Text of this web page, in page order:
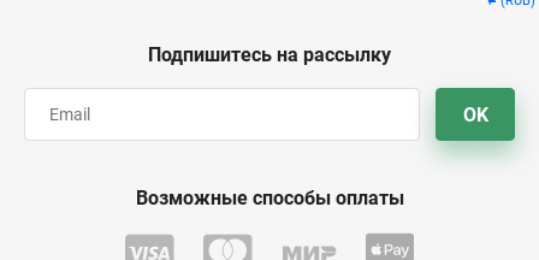
Подпишитесь на рассылку
OK
Возможные способы оплаты